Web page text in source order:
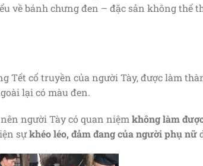
về bánh chưng đen – đặc sản không thể
Tết cổ truyền của người Tày, được làm
lại có màu đen.
người Tày có quan niệmkhông làm
sựkhéo léo, đảm đang của người phụ nữ